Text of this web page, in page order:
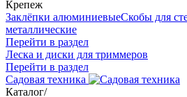
Крепеж
Заклёпки алюминиевыеСкобы для
металлические
Перейти в раздел
Леска и диски для триммеров
Перейти в раздел
Садовая техника
Каталог/